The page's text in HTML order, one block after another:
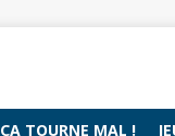
ÇA TOURNE MAL !